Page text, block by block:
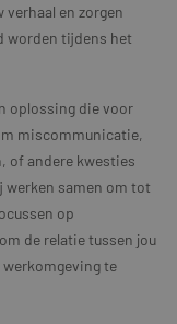
verhaal en zorgen
worden tijdens het
oplossing die voor
miscommunicatie,
of andere kwesties
samen om tot
op
de relatie tussen jou
werkomgeving te